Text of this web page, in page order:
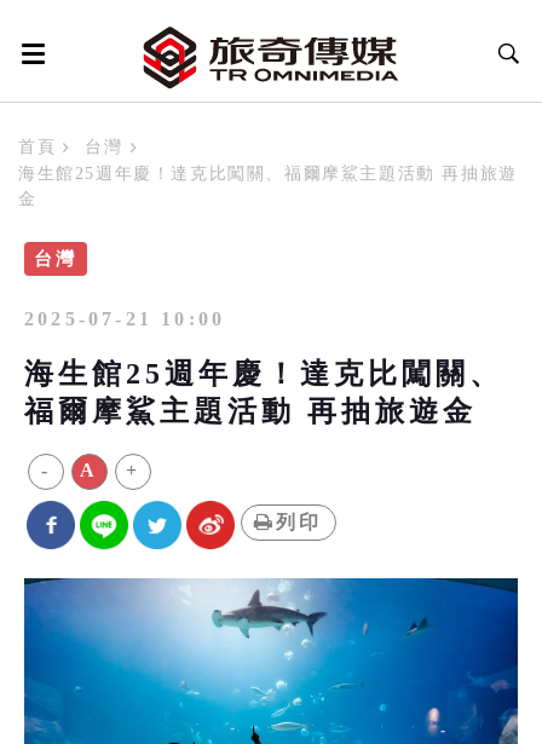
首頁
台灣
海生館25週年慶！達克比闖關、福爾摩鯊主題活動 再抽旅遊
金
台灣
2025-07-21 10:00
海生館25週年慶！達克比闖關、
福爾摩鯊主題活動 再抽旅遊金
- A +
列印